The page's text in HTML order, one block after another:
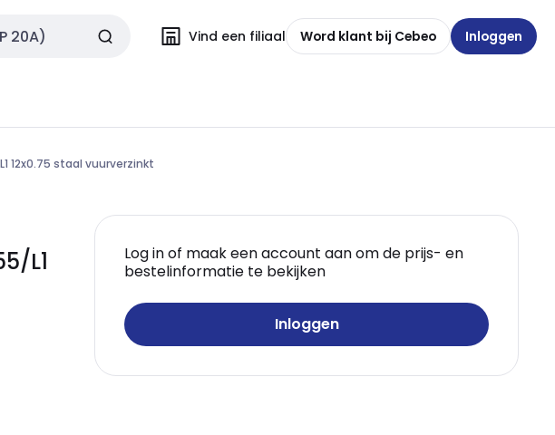
Vind een filiaal Word klant bij Cebeo Inloggen
12x0.75 staal vuurverzinkt
L1
Log in of maak een account aan om de prijs- en
bestelinformatie te bekijken
Inloggen